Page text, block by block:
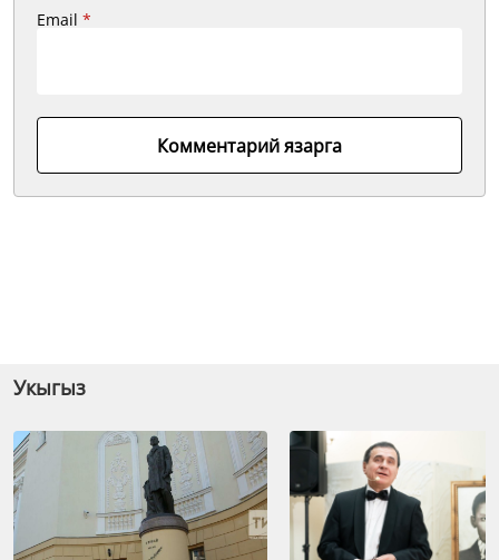
Email *
Комментарий язарга
Укыгыз